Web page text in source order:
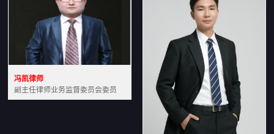
冯凯律师
副主任律师业务监督委员会委员